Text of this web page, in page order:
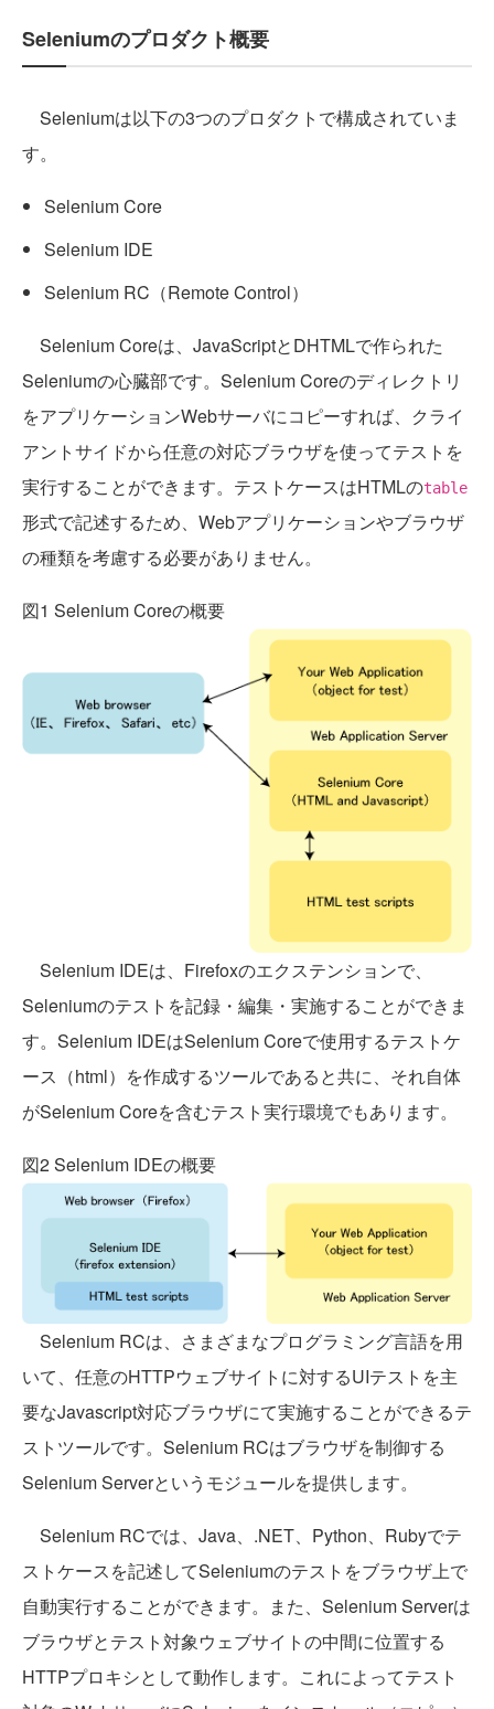
Seleniumのプロダクト概要
Seleniumは以下の3つのプロダクトで構成されていま
す。
Selenium Core
Selenium IDE
Selenium RC（Remote Control）
Selenium Coreは、JavaScriptとDHTMLで作られた
Seleniumの心臓部です。Selenium Coreのディレクトリ
をアプリケーションWebサーバにコピーすれば、クライ
アントサイドから任意の対応ブラウザを使ってテストを
実行することができます。テストケースはHTMLのtable
形式で記述するため、Webアプリケーションやブラウザ
の種類を考慮する必要がありません。
図1 Selenium Coreの概要
Selenium IDEは、Firefoxのエクステンションで、
Seleniumのテストを記録・編集・実施することができま
す。Selenium IDEはSelenium Coreで使用するテストケ
ース（html）を作成するツールであると共に、それ自体
がSelenium Coreを含むテスト実行環境でもあります。
図2 Selenium IDEの概要
Selenium RCは、さまざまなプログラミング言語を用
いて、任意のHTTPウェブサイトに対するUIテストを主
要なJavascript対応ブラウザにて実施することができるテ
ストツールです。Selenium RCはブラウザを制御する
Selenium Serverというモジュールを提供します。
Selenium RCでは、Java、.NET、Python、Rubyでテ
ストケースを記述してSeleniumのテストをブラウザ上で
自動実行することができます。また、Selenium Serverは
ブラウザとテスト対象ウェブサイトの中間に位置する
HTTPプロキシとして動作します。これによってテスト